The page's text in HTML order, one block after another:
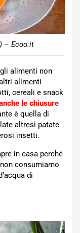
– Ecoo.it
alimenti non
alimenti
cereali e snack
le chiusure
è quella di
altresì patate
insetti.
in casa perché
consumiamo
di